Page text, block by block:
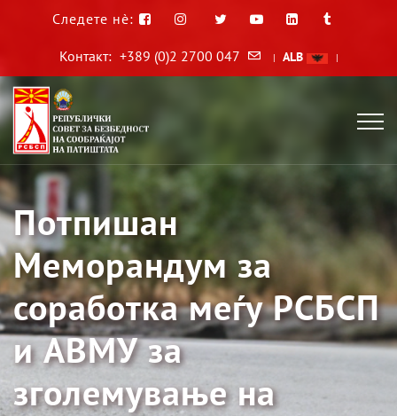
Следете нè:
Контакт: +389 (0)2 2700 047 | ALB |
Потпишан
Меморандум за
соработка меѓу РСБСП
и АВМУ за
зголемување на